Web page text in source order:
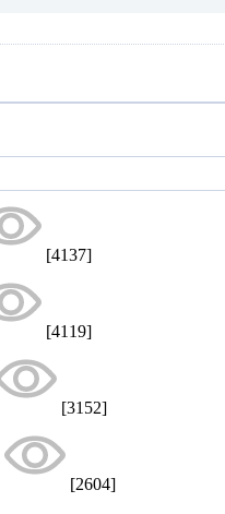
[4137]
[4119]
[3152]
[2604]